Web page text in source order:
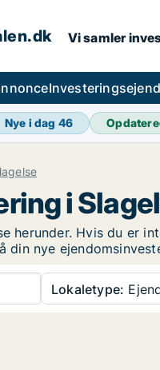
Vi samler
Nye i dag 46
i
herunder. Hvis du er
din nye
Lokaletype: